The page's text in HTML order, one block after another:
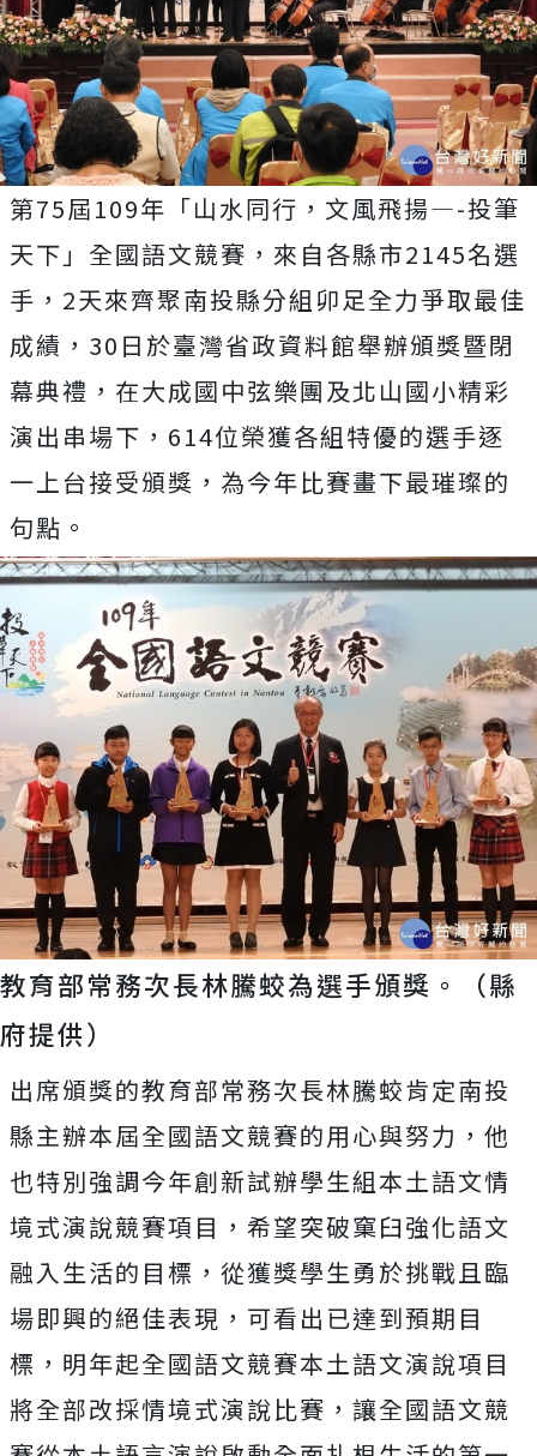
第75屆109年「山水同行，文風飛揚—-投筆
天下」全國語文競賽，來自各縣市2145名選
手，2天來齊聚南投縣分組卯足全力爭取最佳
成績，30日於臺灣省政資料館舉辦頒獎暨閉
幕典禮，在大成國中弦樂團及北山國小精彩
演出串場下，614位榮獲各組特優的選手逐
一上台接受頒獎，為今年比賽畫下最璀璨的
句點。
教育部常務次長林騰蛟為選手頒獎。（縣
府提供）
出席頒獎的教育部常務次長林騰蛟肯定南投
縣主辦本屆全國語文競賽的用心與努力，他
也特別強調今年創新試辦學生組本土語文情
境式演說競賽項目，希望突破窠臼強化語文
融入生活的目標，從獲獎學生勇於挑戰且臨
場即興的絕佳表現，可看出已達到預期目
標，明年起全國語文競賽本土語文演說項目
將全部改採情境式演說比賽，讓全國語文競